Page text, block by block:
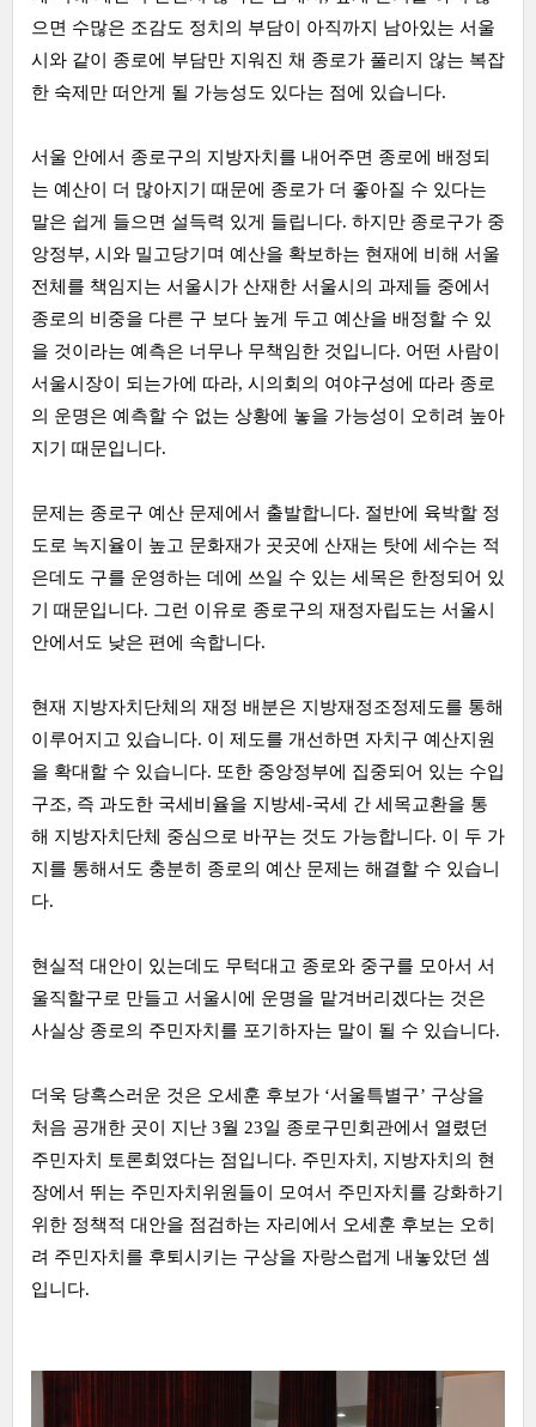
으면 수많은 조감도 정치의 부담이 아직까지 남아있는 서울
시와 같이 종로에 부담만 지워진 채 종로가 풀리지 않는 복잡
한 숙제만 떠안게 될 가능성도 있다는 점에 있습니다.
서울 안에서 종로구의 지방자치를 내어주면 종로에 배정되
는 예산이 더 많아지기 때문에 종로가 더 좋아질 수 있다는
말은 쉽게 들으면 설득력 있게 들립니다. 하지만 종로구가 중
앙정부, 시와 밀고당기며 예산을 확보하는 현재에 비해 서울
전체를 책임지는 서울시가 산재한 서울시의 과제들 중에서
종로의 비중을 다른 구 보다 높게 두고 예산을 배정할 수 있
을 것이라는 예측은 너무나 무책임한 것입니다. 어떤 사람이
서울시장이 되는가에 따라, 시의회의 여야구성에 따라 종로
의 운명은 예측할 수 없는 상황에 놓을 가능성이 오히려 높아
지기 때문입니다.
문제는 종로구 예산 문제에서 출발합니다. 절반에 육박할 정
도로 녹지율이 높고 문화재가 곳곳에 산재는 탓에 세수는 적
은데도 구를 운영하는 데에 쓰일 수 있는 세목은 한정되어 있
기 때문입니다. 그런 이유로 종로구의 재정자립도는 서울시
안에서도 낮은 편에 속합니다.
현재 지방자치단체의 재정 배분은 지방재정조정제도를 통해
이루어지고 있습니다. 이 제도를 개선하면 자치구 예산지원
을 확대할 수 있습니다. 또한 중앙정부에 집중되어 있는 수입
구조, 즉 과도한 국세비율을 지방세-국세 간 세목교환을 통
해 지방자치단체 중심으로 바꾸는 것도 가능합니다. 이 두 가
지를 통해서도 충분히 종로의 예산 문제는 해결할 수 있습니
다.
현실적 대안이 있는데도 무턱대고 종로와 중구를 모아서 서
울직할구로 만들고 서울시에 운명을 맡겨버리겠다는 것은
사실상 종로의 주민자치를 포기하자는 말이 될 수 있습니다.
더욱 당혹스러운 것은 오세훈 후보가 ‘서울특별구’ 구상을
처음 공개한 곳이 지난 3월 23일 종로구민회관에서 열렸던
주민자치 토론회였다는 점입니다. 주민자치, 지방자치의 현
장에서 뛰는 주민자치위원들이 모여서 주민자치를 강화하기
위한 정책적 대안을 점검하는 자리에서 오세훈 후보는 오히
려 주민자치를 후퇴시키는 구상을 자랑스럽게 내놓았던 셈
입니다.